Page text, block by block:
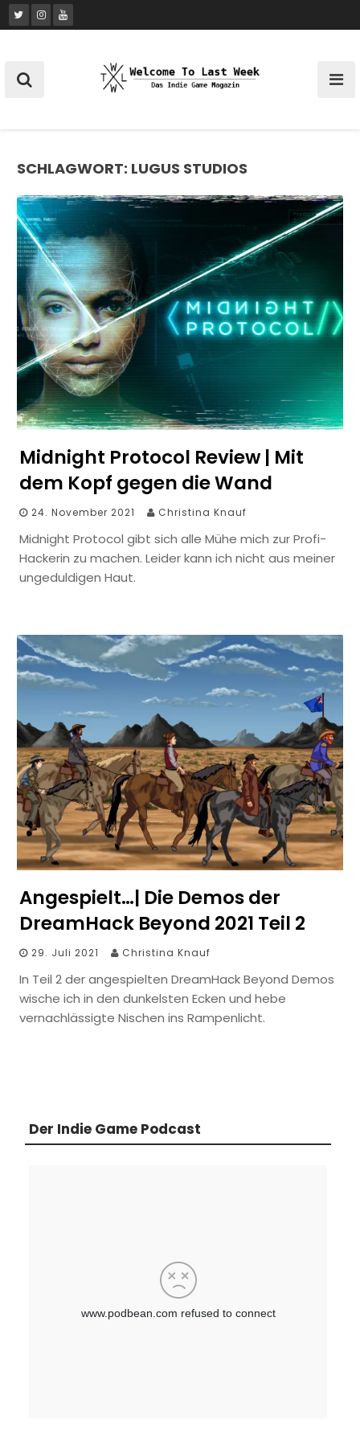
Skip
to
SCHLAGWORT: LUGUS STUDIOS
Midnight Protocol Review | Mit
dem Kopf gegen die Wand
24. November 2021 Christina Knauf
Midnight Protocol gibt sich alle Mühe mich zur Profi-
Hackerin zu machen. Leider kann ich nicht aus meiner
ungeduldigen Haut.
Angespielt…| Die Demos der
DreamHack Beyond 2021 Teil 2
29. Juli 2021 Christina Knauf
In Teil 2 der angespielten DreamHack Beyond Demos
wische ich in den dunkelsten Ecken und hebe
vernachlässigte Nischen ins Rampenlicht.
Der Indie Game Podcast